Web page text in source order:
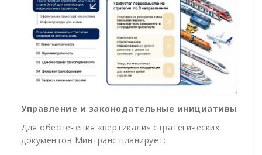
Управление и законодательные инициативы
Для обеспечения «вертикали» стратегических
документов Минтранс планирует: